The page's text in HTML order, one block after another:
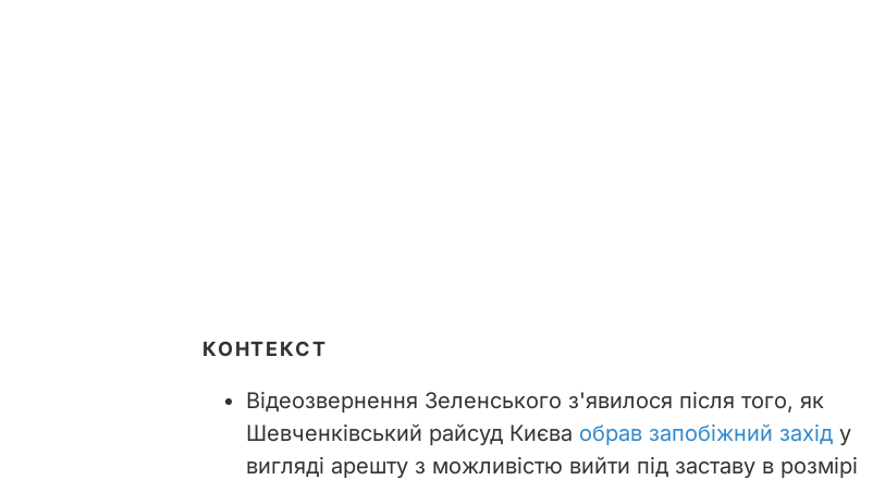
КОНТЕКСТ
Відеозвернення Зеленського з'явилося після того, як
Шевченківський райсуд Києва обрав запобіжний захід у
вигляді арешту з можливістю вийти під заставу в розмірі